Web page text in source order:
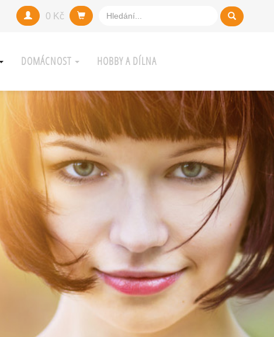
0 Kč
DOMÁCNOST HOBBY A DÍLNA